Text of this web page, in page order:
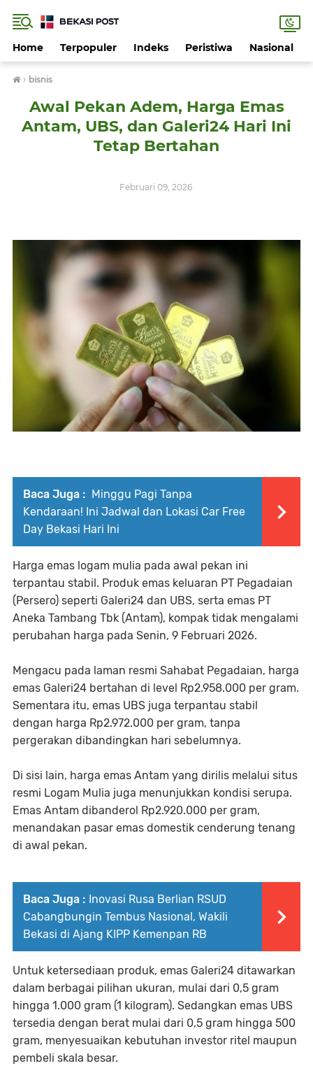
Home Terpopuler Indeks Peristiwa Nasional
› bisnis
Awal Pekan Adem, Harga Emas
Antam, UBS, dan Galeri24 Hari Ini
Tetap Bertahan
Februari 09, 2026
Baca Juga : Minggu Pagi Tanpa
Kendaraan! Ini Jadwal dan Lokasi Car Free
Day Bekasi Hari Ini
Harga emas logam mulia pada awal pekan ini
terpantau stabil. Produk emas keluaran PT Pegadaian
(Persero) seperti Galeri24 dan UBS, serta emas PT
Aneka Tambang Tbk (Antam), kompak tidak mengalami
perubahan harga pada Senin, 9 Februari 2026.
Mengacu pada laman resmi Sahabat Pegadaian, harga
emas Galeri24 bertahan di level Rp2.958.000 per gram.
Sementara itu, emas UBS juga terpantau stabil
dengan harga Rp2.972.000 per gram, tanpa
pergerakan dibandingkan hari sebelumnya.
Di sisi lain, harga emas Antam yang dirilis melalui situs
resmi Logam Mulia juga menunjukkan kondisi serupa.
Emas Antam dibanderol Rp2.920.000 per gram,
menandakan pasar emas domestik cenderung tenang
di awal pekan.
Baca Juga : Inovasi Rusa Berlian RSUD
Cabangbungin Tembus Nasional, Wakili
Bekasi di Ajang KIPP Kemenpan RB
Untuk ketersediaan produk, emas Galeri24 ditawarkan
dalam berbagai pilihan ukuran, mulai dari 0,5 gram
hingga 1.000 gram (1 kilogram). Sedangkan emas UBS
tersedia dengan berat mulai dari 0,5 gram hingga 500
gram, menyesuaikan kebutuhan investor ritel maupun
pembeli skala besar.